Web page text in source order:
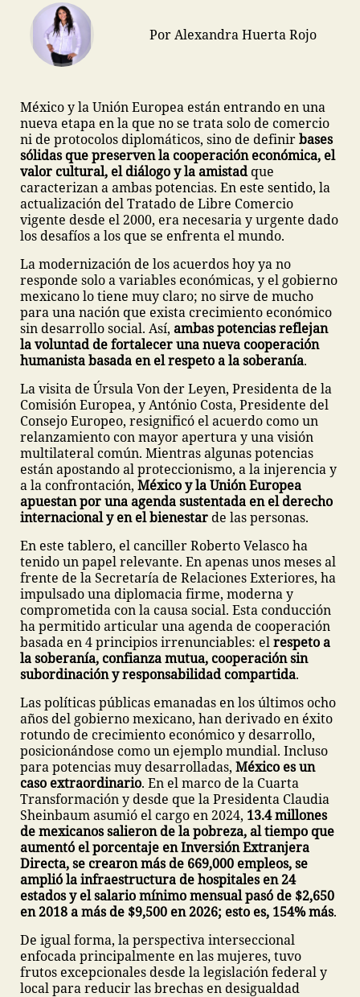
Por Alexandra Huerta Rojo
México y la Unión Europea están entrando en una
nueva etapa en la que no se trata solo de comercio
ni de protocolos diplomáticos, sino de definirbases
sólidas que preserven la cooperación económica, el
valor cultural, el diálogo y la amistadque
caracterizan a ambas potencias. En este sentido, la
actualización del Tratado de Libre Comercio
vigente desde el 2000, era necesaria y urgente dado
los desafíos a los que se enfrenta el mundo.
La modernización de los acuerdos hoy ya no
responde solo a variables económicas, y el gobierno
mexicano lo tiene muy claro; no sirve de mucho
para una nación que exista crecimiento económico
sin desarrollo social. Así, ambas potencias reflejan
la voluntad de fortalecer una nueva cooperación
humanista basada en el respeto a la soberanía.
La visita de Úrsula Von der Leyen, Presidenta de la
Comisión Europea, y António Costa, Presidente del
Consejo Europeo, resignificó el acuerdo como un
relanzamiento con mayor apertura y una visión
multilateral común. Mientras algunas potencias
están apostando al proteccionismo, a la injerencia y
a la confrontación, México y la Unión Europea
apuestan por una agenda sustentada en el derecho
internacional y en el bienestarde las personas.
En este tablero, el canciller Roberto Velasco ha
tenido un papel relevante. En apenas unos meses al
frente de la Secretaría de Relaciones Exteriores, ha
impulsado una diplomacia firme, moderna y
comprometida con la causa social. Esta conducción
ha permitido articular una agenda de cooperación
basada en 4 principios irrenunciables: elrespeto a
la soberanía, confianza mutua, cooperación sin
subordinación y responsabilidad compartida.
Las políticas públicas emanadas en los últimos ocho
años del gobierno mexicano, han derivado en éxito
rotundo de crecimiento económico y desarrollo,
posicionándose como un ejemplo mundial. Incluso
para potencias muy desarrolladas, México es un
caso extraordinario. En el marco de la Cuarta
Transformación y desde que la Presidenta Claudia
Sheinbaum asumió el cargo en 2024, 13.4 millones
de mexicanos salieron de la pobreza, al tiempo que
aumentó el porcentaje en Inversión Extranjera
Directa, se crearon más de 669,000 empleos, se
amplió la infraestructura de hospitales en 24
estados y el salario mínimo mensual pasó de $2,650
en 2018 a más de $9,500 en 2026; esto es, 154% más.
De igual forma, la perspectiva interseccional
enfocada principalmente en las mujeres, tuvo
frutos excepcionales desde la legislación federal y
local para reducir las brechas en desigualdad